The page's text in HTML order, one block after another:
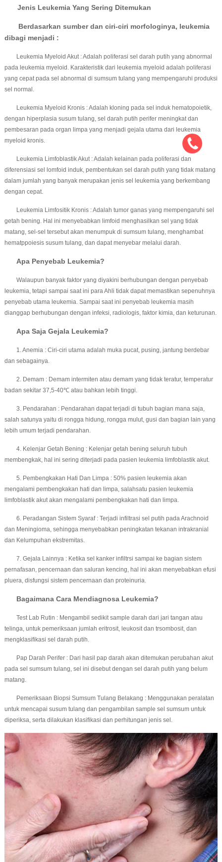
Jenis Leukemia Yang Sering Ditemukan
Berdasarkan sumber dan ciri-ciri morfologinya, leukemia
dibagi menjadi :
Leukemia Myeloid Akut : Adalah poliferasi sel darah putih yang abnormal
pada leukemia myeloid. Karakteristik dari leukemia myeloid adalah poliferasi
yang cepat pada sel abnormal di sumsum tulang yang mempengaruhi produksi
sel normal.
Leukemia Myeloid Kronis : Adalah kloning pada sel induk hematopoietik,
dengan hiperplasia susum tulang, sel darah putih perifer meningkat dan
pembesaran pada organ limpa yang menjadi gejala utama dari leukemia
myeloid kronis.
Leukemia Limfoblastik Akut : Adalah kelainan pada poliferasi dan
diferensiasi sel lomfoid induk, pembentukan sel darah putih yang tidak matang
dalam jumlah yang banyak merupakan jenis sel leukemia yang berkembang
dengan cepat.
Leukemia Limfositik Kronis : Adalah tumor ganas yang mempengaruhi sel
getah bening. Hal ini menyebabkan limfoid menghasilkan sel yang tidak
matang, sel-sel tersebut akan menumpuk di sumsum tulang, menghambat
hematppoiesis susum tulang, dan dapat menyebar melalui darah.
Apa Penyebab Leukemia?
Walaupun banyak faktor yang diyakini berhubungan dengan penyebab
leukemia, tetapi sampai saat ini para Ahli tidak dapat memastikan sepenuhnya
penyebab utama leukemia. Sampai saat ini penyebab leukemia masih
dianggap berhubungan dengan infeksi, radiologis, faktor kimia, dan keturunan.
Apa Saja Gejala Leukemia?
1. Anemia : Ciri-ciri utama adalah muka pucat, pusing, jantung berdebar
dan sebagainya.
2. Demam : Demam intermiten atau demam yang tidak teratur, temperatur
badan sekitar 37,5-40℃ atau bahkan lebih tinggi.
3. Pendarahan : Pendarahan dapat terjadi di tubuh bagian mana saja,
salah satunya yaitu di rongga hidung, rongga mulut, gusi dan bagian lain yang
lebih umum terjadi pendarahan.
4. Kelenjar Getah Bening : Kelenjar getah bening seluruh tubuh
membengkak, hal ini sering diterjadi pada pasien leukemia limfoblastik akut.
5. Pembengkakan Hati Dan Limpa : 50% pasien leukemia akan
mengalami pembengkakan hati dan limpa, salahsatu pasien leukemia
limfoblastik akut akan mengalami pembengkakan hati dan limpa.
6. Peradangan Sistem Syaraf : Terjadi infiltrasi sel putih pada Arachnoid
dan Meningioma, sehingga menyebabkan peningkatan tekanan intrakranial
dan Kelumpuhan ekstremitas.
7. Gejala Lainnya : Ketika sel kanker infiltrsi sampai ke bagian sistem
pernafasan, pencernaan dan saluran kencing, hal ini akan menyebabkan efusi
pluera, disfungsi sistem pencernaan dan proteinuria.
Bagaimana Cara Mendiagnosa Leukemia?
Test Lab Rutin : Mengambil sedikit sample darah dari jari tangan atau
telinga, untuk pemeriksaan jumlah eritrosit, leukosit dan trsombosit, dan
mengklasifikasi sel darah putih.
Pap Darah Perifer : Dari hasil pap darah akan ditemukan perubahan akut
pada sel sumsum tulang, sel ini disebut dengan sel darah putih yang belum
matang.
Pemeriksaan Biopsi Sumsum Tulang Belakang : Menggunakan peralatan
untuk mencapai susum tulang dan pengambilan sample sel sumsum untuk
diperiksa, serta dilakukan klasifikasi dan perhitungan jenis sel.